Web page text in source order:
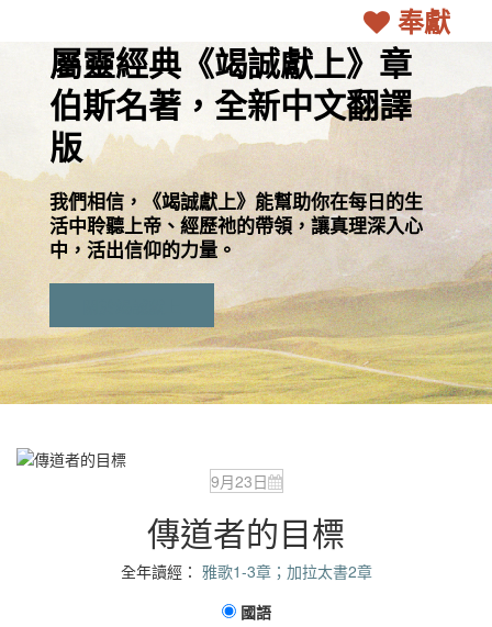
奉獻
屬靈經典《竭誠獻上》章
伯斯名著，全新中文翻譯
版
我們相信，《竭誠獻上》能幫助你在每日的生
活中聆聽上帝、經歷祂的帶領，讓真理深入心
中，活出信仰的力量。
9月23日
傳道者的目標
全年讀經： 雅歌1-3章；加拉太書2章
國語